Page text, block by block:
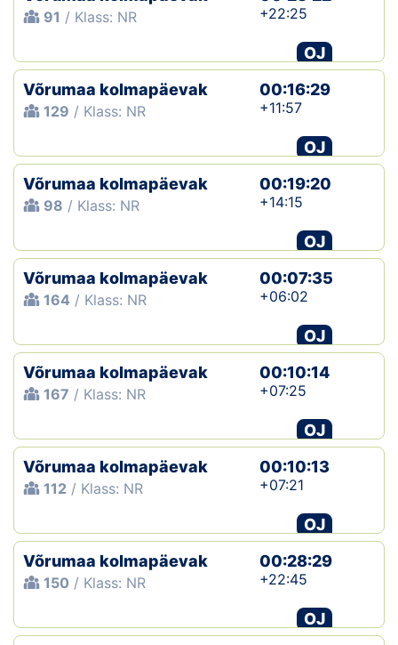
91 / Klass: NR +22:25
OJ
Võrumaa kolmapäevak
129 / Klass: NR
00:16:29
+11:57
OJ
Võrumaa kolmapäevak
98 / Klass: NR
00:19:20
+14:15
OJ
Võrumaa kolmapäevak
164 / Klass: NR
00:07:35
+06:02
OJ
Võrumaa kolmapäevak
167 / Klass: NR
00:10:14
+07:25
OJ
Võrumaa kolmapäevak
112 / Klass: NR
00:10:13
+07:21
OJ
Võrumaa kolmapäevak
150 / Klass: NR
00:28:29
+22:45
OJ